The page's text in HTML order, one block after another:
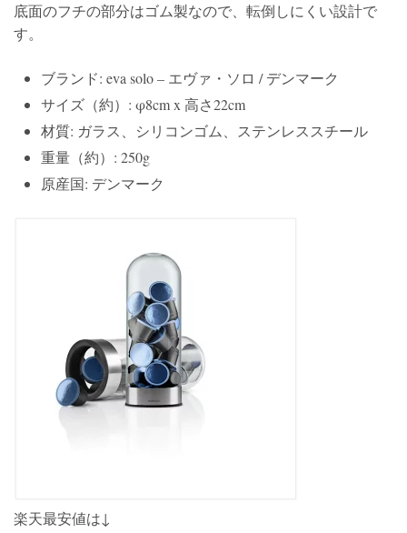
底面のフチの部分はゴム製なので、転倒しにくい設計で
す。
ブランド: eva solo – エヴァ・ソロ / デンマーク
サイズ（約）: φ8cm x 高さ22cm
材質: ガラス、シリコンゴム、ステンレススチール
重量（約）: 250g
原産国: デンマーク
楽天最安値は↓